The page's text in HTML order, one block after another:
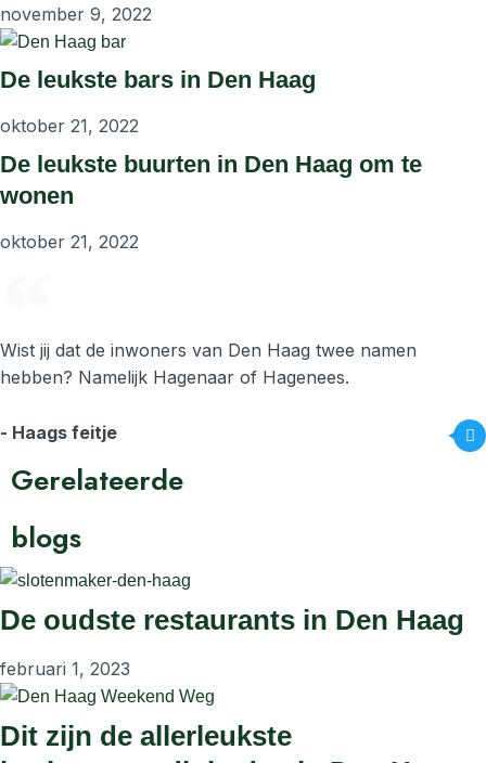
november 9, 2022
De leukste bars in Den Haag
oktober 21, 2022
De leukste buurten in Den Haag om te
wonen
oktober 21, 2022
Wist jij dat de inwoners van Den Haag twee namen
hebben? Namelijk Hagenaar of Hagenees.
- Haags feitje
Gerelateerde
blogs
De oudste restaurants in Den Haag
februari 1, 2023
Dit zijn de allerleukste